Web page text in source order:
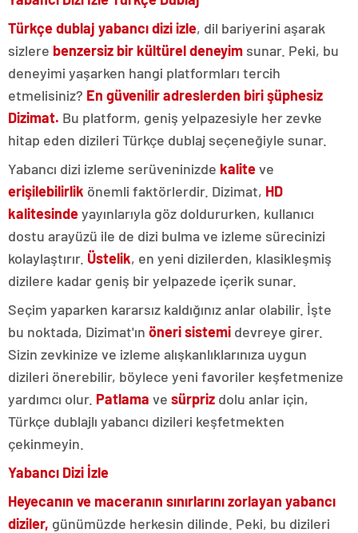
Türkçe dublaj yabancı dizi izle, dil bariyerini aşarak
sizlere benzersiz bir kültürel deneyim sunar. Peki, bu
deneyimi yaşarken hangi platformları tercih
etmelisiniz? En güvenilir adreslerden biri şüphesiz
Dizimat. Bu platform, geniş yelpazesiyle her zevke
hitap eden dizileri Türkçe dublaj seçeneğiyle sunar.
Yabancı dizi izleme serüveninizde kaliteve
erişilebilirlik önemli faktörlerdir. Dizimat, HD
kalitesindeyayınlarıyla göz doldururken, kullanıcı
dostu arayüzü ile de dizi bulma ve izleme sürecinizi
kolaylaştırır. Üstelik, en yeni dizilerden, klasikleşmiş
dizilere kadar geniş bir yelpazede içerik sunar.
Seçim yaparken kararsız kaldığınız anlar olabilir. İşte
bu noktada, Dizimat'ın öneri sistemi devreye girer.
Sizin zevkinize ve izleme alışkanlıklarınıza uygun
dizileri önerebilir, böylece yeni favoriler keşfetmenize
yardımcı olur. Patlama ve sürpriz dolu anlar için,
Türkçe dublajlı yabancı dizileri keşfetmekten
çekinmeyin.
Yabancı Dizi İzle
Heyecanın ve maceranın sınırlarını zorlayan yabancı
diziler, günümüzde herkesin dilinde. Peki, bu dizileri